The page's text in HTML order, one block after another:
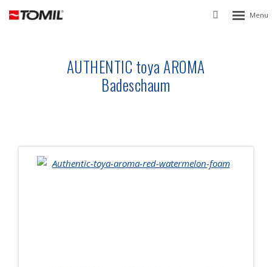
Vyhledávání
Rozbalení
AUTHENTIC toya AROMA
Badeschaum